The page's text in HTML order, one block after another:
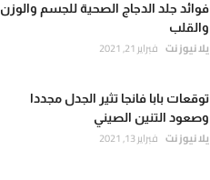
فوائد جلد الدجاج الصحية للجسم والوزن
والقلب
يلا نيوز نت فبراير 21, 2021
توقعات بابا فانجا تثير الجدل مجددا
وصعود التنين الصيني
يلا نيوز نت فبراير 13, 2021